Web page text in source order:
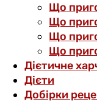
Що
Що
Що
Що
Дієтичне
Дієти
Добірки